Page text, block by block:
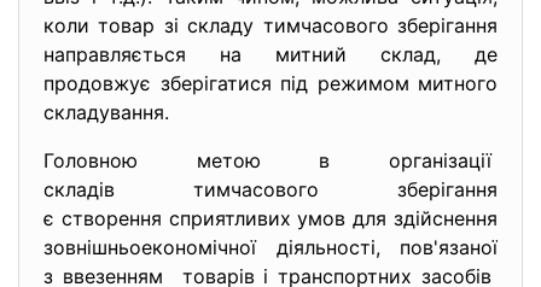
коли товар зі складу тимчасового зберігання
направляється на митний склад, де
продовжує зберігатися під режимом митного
складування.
Головною метою в організації
складів тимчасового зберігання
є створення сприятливих умов для здійснення
зовнішньоекономічної діяльності, пов'язаної
з ввезенням товарів і транспортних засобів